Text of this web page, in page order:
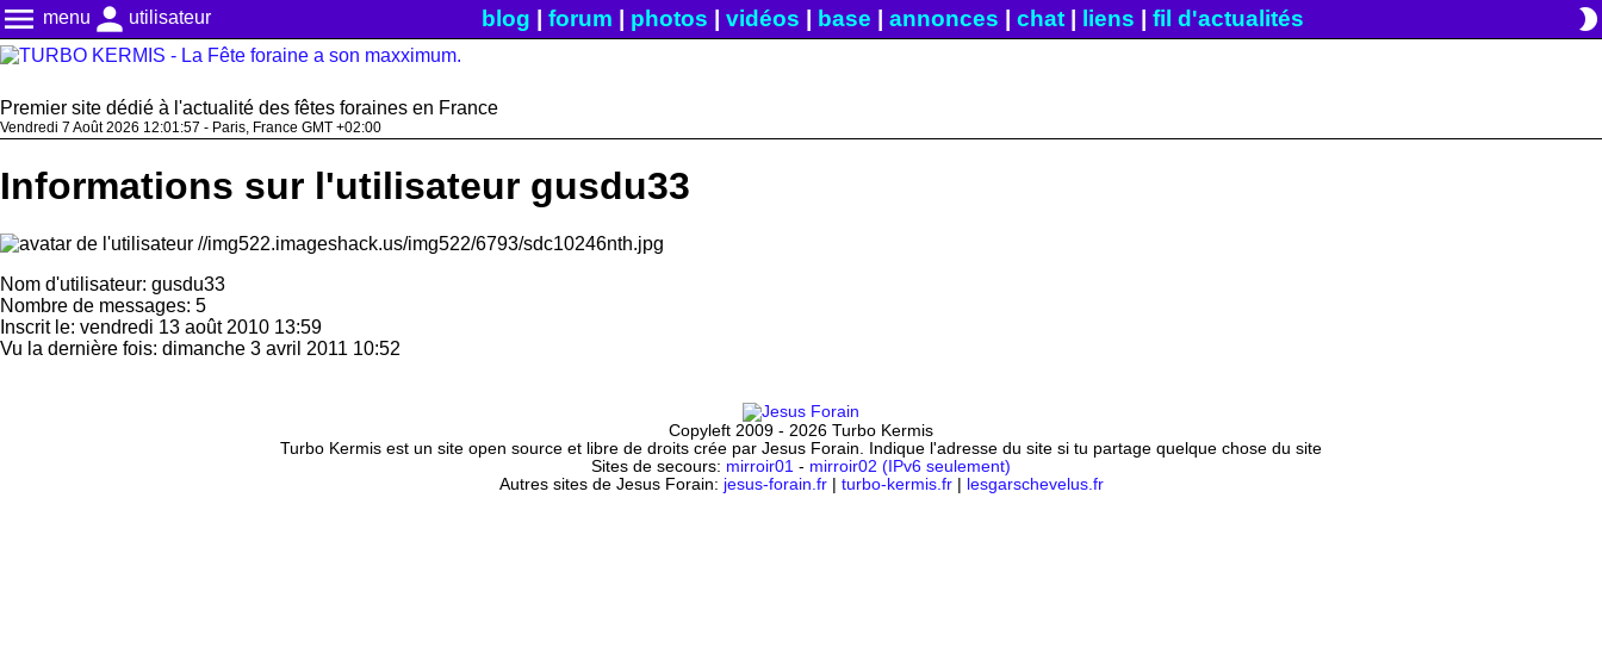
menu menu person utilisateur blog forum photos vidéos base annonces chat| liens fil d'actualités brightness_2
Premier site dédié à l'actualité des fêtes foraines en France
Vendredi 7 Août 2026 12:01:57 - Paris, France GMT +02:00
Informations sur l'utilisateur gusdu33
Nom d'utilisateur: gusdu33
Nombre de messages: 5
Inscrit le: vendredi 13 août 2010 13:59
Vu la dernière fois: dimanche 3 avril 2011 10:52
Copyleft 2009 - 2026 Turbo Kermis
Turbo Kermis est un site open source et libre de droits crée par Jesus Forain. Indique l'adresse du site si tu partage quelque chose du site
Sites de secours: mirroir01 - mirroir02 (IPv6 seulement)
Autres sites de Jesus Forain: jesus-forain.fr| turbo-kermis.fr| lesgarschevelus.fr